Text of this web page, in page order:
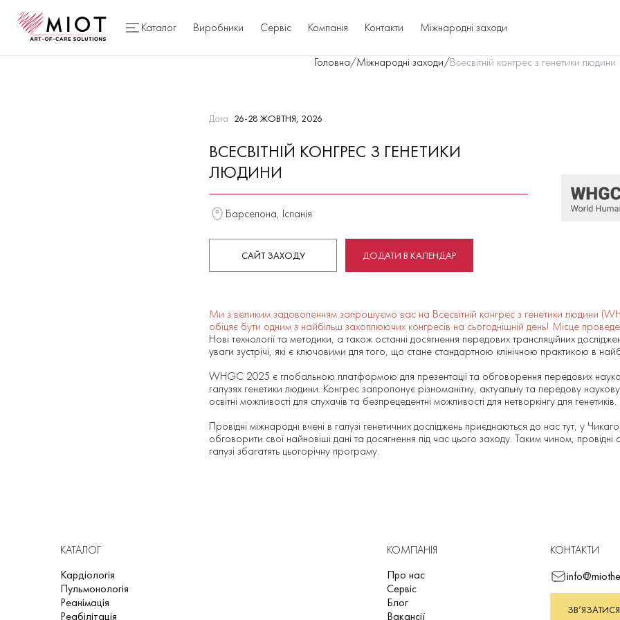
Каталог Виробники Сервіс Компанія Контакти Міжнародні заходи
Головна/Міжнародні заходи/Всесвітній конгрес з генетики людини
Дата 26-28 ЖОВТНЯ, 2026
ВСЕСВІТНІЙ КОНГРЕС З ГЕНЕТИКИ
ЛЮДИНИ
Барселона, Іспанія
САЙТ ЗАХОДУ ДОДАТИ В КАЛЕНДАР
Ми з великим задоволенням запрошуємо вас на Всесвітній конгрес з генетики людини
обіцяє бути одним з найбільш захоплюючих конгресів на сьогоднішній день! Місце
Нові технології та методики, а також останні досягнення передових трансляційних
уваги зустрічі, які є ключовими для того, що стане стандартною клінічною практикою в
WHGC 2025 є глобальною платформою для презентації та обговорення передових
галузях генетики людини. Конгрес запропонує різноманітну, актуальну та передову
освітні можливості для слухачів та безпрецедентні можливості для нетворкінгу для генетиків.
Провідні міжнародні вчені в галузі генетичних досліджень приєднаються до нас тут, у
обговорити свої найновіші дані та досягнення під час цього заходу. Таким чином, провідні
галузі збагатять цьогорічну програму.
КАТАЛОГ
Кардіологія
Пульмонологія
Реанімація
Реабілітація
КОМПАНІЯ
Про нас
Сервіс
Блог
Вакансії
КОНТАКТИ
ЗВ’ЯЗАТИСЯ